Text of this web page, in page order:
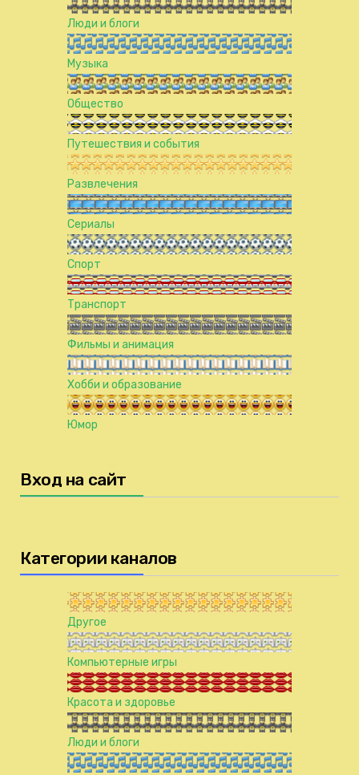
Люди и блоги
Музыка
Общество
Путешествия и события
Развлечения
Сериалы
Спорт
Транспорт
Фильмы и анимация
Хобби и образование
Юмор
Вход на сайт
Категории каналов
Другое
Компьютерные игры
Красота и здоровье
Люди и блоги